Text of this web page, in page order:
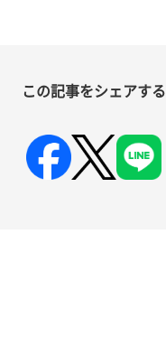
この記事をシェアする